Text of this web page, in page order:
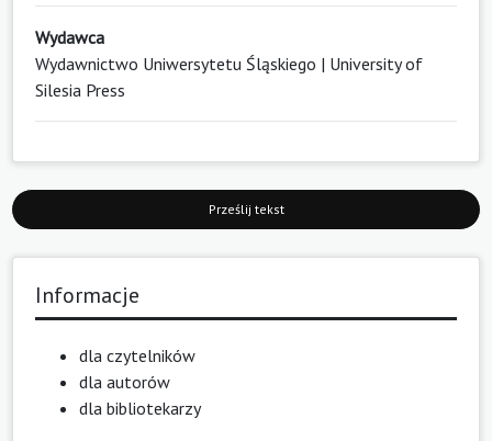
Wydawca
Wydawnictwo Uniwersytetu Śląskiego | University of
Silesia Press
Prześlij tekst
Informacje
dla czytelników
dla autorów
dla bibliotekarzy